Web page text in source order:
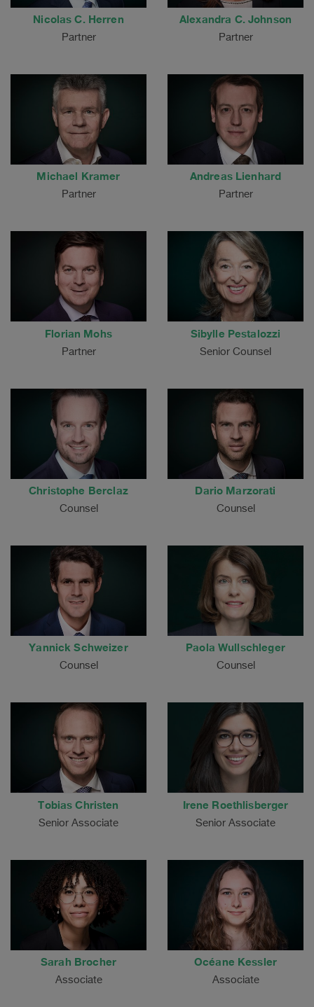
Nicolas C. Herren
Partner
Alexandra C. Johnson
Partner
Michael Kramer
Partner
Andreas Lienhard
Partner
Florian Mohs
Partner
Sibylle Pestalozzi
Senior Counsel
Christophe Berclaz
Counsel
Dario Marzorati
Counsel
Yannick Schweizer
Counsel
Paola Wullschleger
Counsel
Tobias Christen
Senior Associate
Irene Roethlisberger
Senior Associate
Sarah Brocher
Associate
Océane Kessler
Associate